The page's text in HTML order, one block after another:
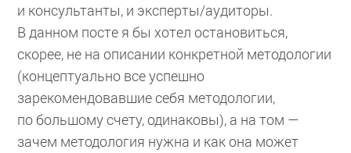
и консультанты, и эксперты/аудиторы.
В данном посте я бы хотел остановиться,
скорее, не на описании конкретной методологии
(концептуально все успешно
зарекомендовавшие себя методологии,
по большому счету, одинаковы), а на том —
зачем методология нужна и как она может